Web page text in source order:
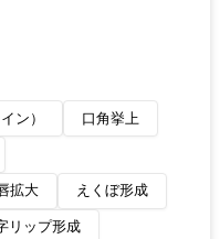
ン） 口角挙上
拡大 えくぼ形成
リップ形成